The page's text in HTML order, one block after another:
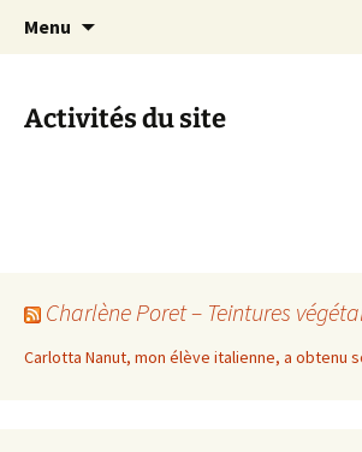
filsetcrayons
Le blog de Sophie A
Menu
Activités du site
Charlène Poret – Teintures
Carlotta Nanut, mon élève italienne, a obtenu